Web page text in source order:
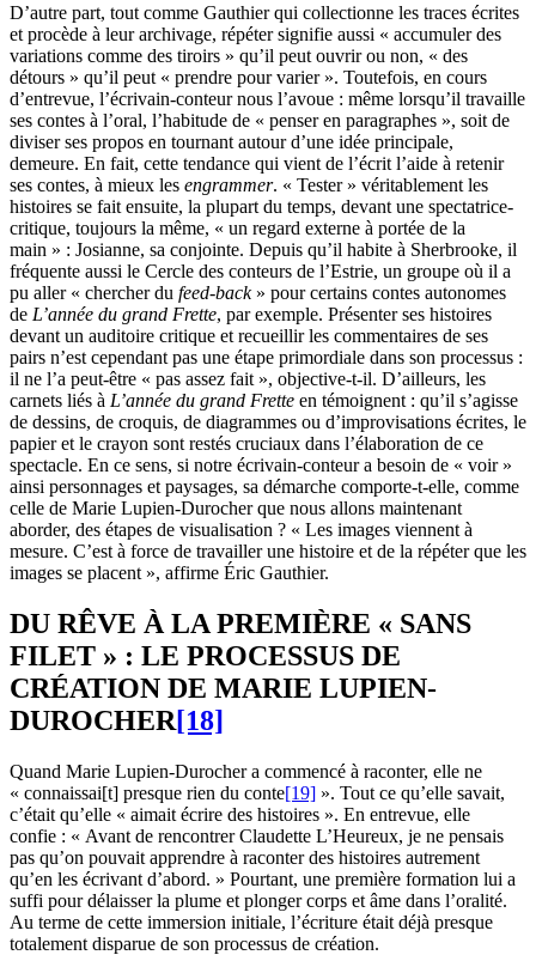
D’autre part, tout comme Gauthier qui collectionne les traces écrites
et procède à leur archivage, répéter signifie aussi « accumuler des
variations comme des tiroirs » qu’il peut ouvrir ou non, « des
détours » qu’il peut « prendre pour varier ». Toutefois, en cours
d’entrevue, l’écrivain-conteur nous l’avoue : même lorsqu’il travaille
ses contes à l’oral, l’habitude de « penser en paragraphes », soit de
diviser ses propos en tournant autour d’une idée principale,
demeure. En fait, cette tendance qui vient de l’écrit l’aide à retenir
ses contes, à mieux les engrammer. « Tester » véritablement les
histoires se fait ensuite, la plupart du temps, devant une spectatrice-
critique, toujours la même, « un regard externe à portée de la
main » : Josianne, sa conjointe. Depuis qu’il habite à Sherbrooke, il
fréquente aussi le Cercle des conteurs de l’Estrie, un groupe où il a
pu aller « chercher du feed-back» pour certains contes autonomes
de L’année du grand Frette, par exemple. Présenter ses histoires
devant un auditoire critique et recueillir les commentaires de ses
pairs n’est cependant pas une étape primordiale dans son processus :
il ne l’a peut-être « pas assez fait », objective-t-il. D’ailleurs, les
carnets liés à L’année du grand Frette en témoignent : qu’il s’agisse
de dessins, de croquis, de diagrammes ou d’improvisations écrites, le
papier et le crayon sont restés cruciaux dans l’élaboration de ce
spectacle. En ce sens, si notre écrivain-conteur a besoin de « voir »
ainsi personnages et paysages, sa démarche comporte-t-elle, comme
celle de Marie Lupien-Durocher que nous allons maintenant
aborder, des étapes de visualisation ? « Les images viennent à
mesure. C’est à force de travailler une histoire et de la répéter que les
images se placent », affirme Éric Gauthier.
DU RÊVE À LA PREMIÈRE « SANS
FILET » : LE PROCESSUS DE
CRÉATION DE MARIE LUPIEN-
DUROCHER[18]
Quand Marie Lupien-Durocher a commencé à raconter, elle ne
« connaissai[t] presque rien du conte[19] ». Tout ce qu’elle savait,
c’était qu’elle « aimait écrire des histoires ». En entrevue, elle
confie : « Avant de rencontrer Claudette L’Heureux, je ne pensais
pas qu’on pouvait apprendre à raconter des histoires autrement
qu’en les écrivant d’abord. » Pourtant, une première formation lui a
suffi pour délaisser la plume et plonger corps et âme dans l’oralité.
Au terme de cette immersion initiale, l’écriture était déjà presque
totalement disparue de son processus de création.